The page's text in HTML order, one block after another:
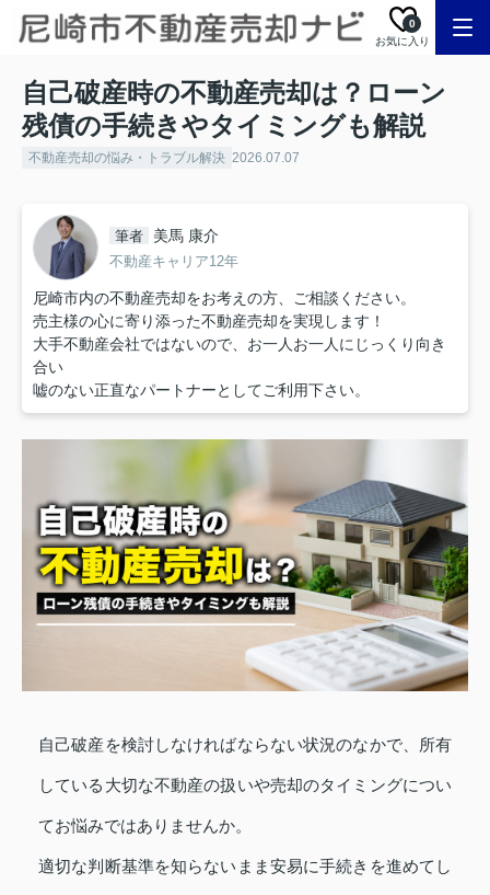
お気に入り
0
自己破産時の不動産売却は？ローン
残債の手続きやタイミングも解説
不動産売却の悩み・トラブル解決 2026.07.07
筆者 美馬 康介
不動産キャリア12年
尼崎市内の不動産売却をお考えの方、ご相談ください。
売主様の心に寄り添った不動産売却を実現します！
大手不動産会社ではないので、お一人お一人にじっくり向き
合い
嘘のない正直なパートナーとしてご利用下さい。
自己破産を検討しなければならない状況のなかで、所有
している大切な不動産の扱いや売却のタイミングについ
てお悩みではありませんか。
適切な判断基準を知らないまま安易に手続きを進めてし